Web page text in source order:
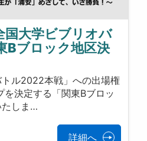
国大学ビブリオバ
Bブロック地区決
トル2022本戦」への出場権
を決定する「関東Bブロッ
たしま…
詳細へ